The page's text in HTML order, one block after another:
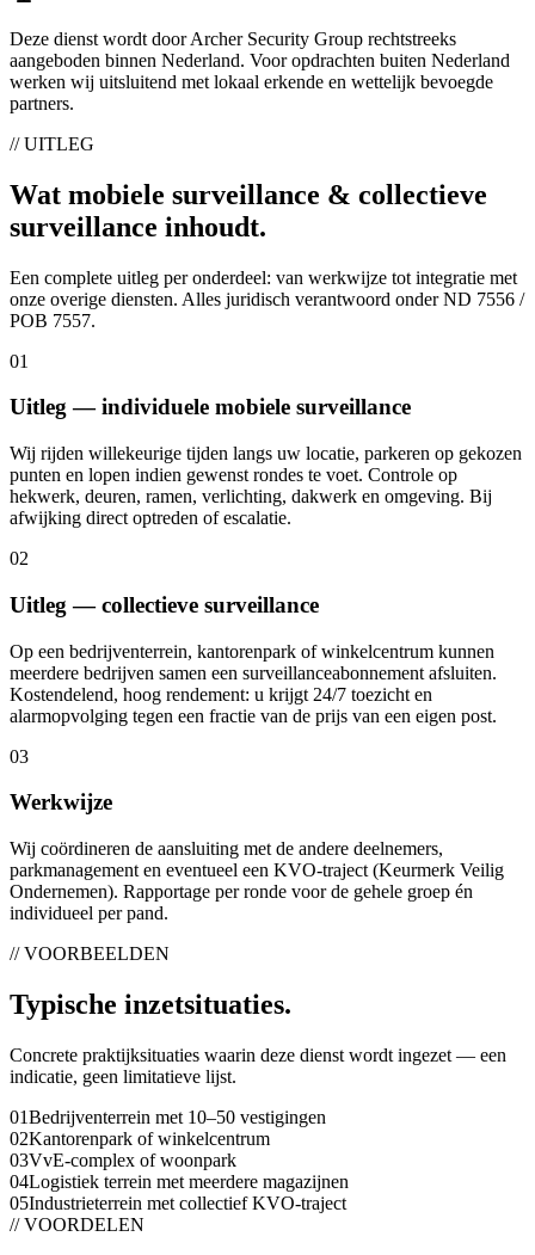
Deze dienst wordt door Archer Security Group rechtstreeks
aangeboden binnen Nederland. Voor opdrachten buiten Nederland
werken wij uitsluitend met lokaal erkende en wettelijk bevoegde
partners.
// UITLEG
Wat mobiele surveillance & collectieve
surveillance inhoudt.
Een complete uitleg per onderdeel: van werkwijze tot integratie met
onze overige diensten. Alles juridisch verantwoord onder ND 7556 /
POB 7557.
01
Uitleg — individuele mobiele surveillance
Wij rijden willekeurige tijden langs uw locatie, parkeren op gekozen
punten en lopen indien gewenst rondes te voet. Controle op
hekwerk, deuren, ramen, verlichting, dakwerk en omgeving. Bij
afwijking direct optreden of escalatie.
02
Uitleg — collectieve surveillance
Op een bedrijventerrein, kantorenpark of winkelcentrum kunnen
meerdere bedrijven samen een surveillanceabonnement afsluiten.
Kostendelend, hoog rendement: u krijgt 24/7 toezicht en
alarmopvolging tegen een fractie van de prijs van een eigen post.
03
Werkwijze
Wij coördineren de aansluiting met de andere deelnemers,
parkmanagement en eventueel een KVO-traject (Keurmerk Veilig
Ondernemen). Rapportage per ronde voor de gehele groep én
individueel per pand.
// VOORBEELDEN
Typische inzetsituaties.
Concrete praktijksituaties waarin deze dienst wordt ingezet — een
indicatie, geen limitatieve lijst.
01Bedrijventerrein met 10–50 vestigingen
02Kantorenpark of winkelcentrum
03VvE-complex of woonpark
04Logistiek terrein met meerdere magazijnen
05Industrieterrein met collectief KVO-traject
// VOORDELEN